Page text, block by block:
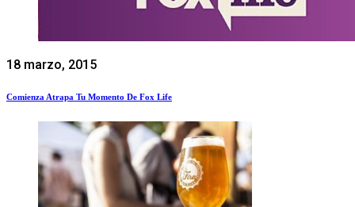
18 marzo, 2015
Comienza Atrapa Tu Momento De Fox Life